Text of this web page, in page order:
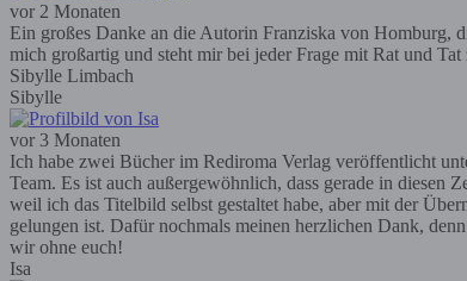
vor 2 Monaten
Ein großes Danke an die Autorin Franziska von Homburg,
mich großartig und steht mir bei jeder Frage mit Rat und
Sibylle Limbach
Sibylle
vor 3 Monaten
Ich habe zwei Bücher im Rediroma Verlag veröffentlicht
Team. Es ist auch außergewöhnlich, dass gerade in diesen
weil ich das Titelbild selbst gestaltet habe, aber mit der
gelungen ist. Dafür nochmals meinen herzlichen Dank,
wir ohne euch!
Isa